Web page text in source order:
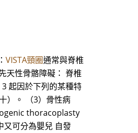
VISTA頸圈通常與脊椎
天性骨骼障礙： 脊椎
起因於下列的某種特
）。 （3）骨性病
thoracoplasty
可分為嬰兒 自發